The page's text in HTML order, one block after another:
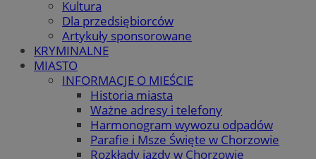
Kultura
Dla przedsiębiorców
Artykuły sponsorowane
KRYMINALNE
MIASTO
INFORMACJE O MIEŚCIE
Historia miasta
Ważne adresy i telefony
Harmonogram wywozu odpadów
Parafie i Msze Święte w Chorzowie
Rozkłady jazdy w Chorzowie